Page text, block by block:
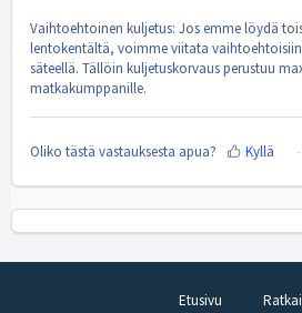
Vaihtoehtoinen kuljetus: Jos emme löydä
lentokentältä, voimme viitata
säteellä. Tällöin kuljetuskorvaus perustuu
matkakumppanille.
Oliko tästä vastauksesta apua? Kyllä
Etusivu